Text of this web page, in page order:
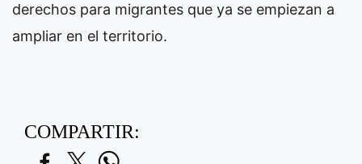
derechos para migrantes que ya se empiezan a
ampliar en el territorio.
COMPARTIR: